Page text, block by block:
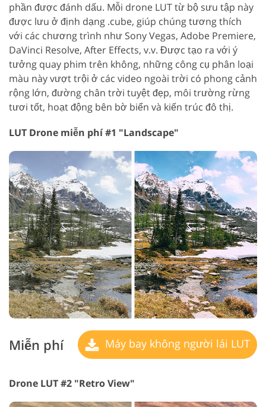
phần được đánh dấu. Mỗi drone LUT từ bộ sưu tập này
được lưu ở định dạng .cube, giúp chúng tương thích
với các chương trình như Sony Vegas, Adobe Premiere,
DaVinci Resolve, After Effects, v.v. Được tạo ra với ý
tưởng quay phim trên không, những công cụ phân loại
màu này vượt trội ở các video ngoài trời có phong cảnh
rộng lớn, đường chân trời tuyệt đẹp, môi trường rừng
tươi tốt, hoạt động bên bờ biển và kiến trúc đô thị.
LUT Drone miễn phí #1 "Landscape"
Miễn phí Máy bay không người lái LUT
Drone LUT #2 "Retro View"